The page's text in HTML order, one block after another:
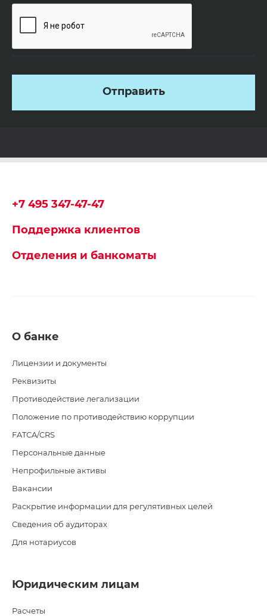
Отправить
+7 495 347-47-47
Поддержка клиентов
Отделения и банкоматы
О банке
Лицензии и документы
Реквизиты
Противодействие легализации
Положение по противодействию коррупции
FATCA/CRS
Персональные данные
Непрофильные активы
Вакансии
Раскрытие информации для регулятивных целей
Сведения об аудиторах
Для нотариусов
Юридическим лицам
Расчеты